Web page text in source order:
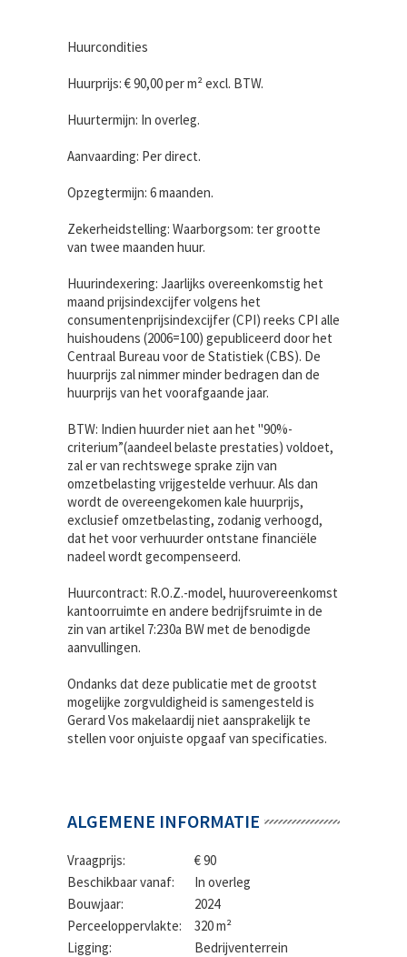
Huurcondities
Huurprijs: € 90,00 per m² excl. BTW.
Huurtermijn: In overleg.
Aanvaarding: Per direct.
Opzegtermijn: 6 maanden.
Zekerheidstelling: Waarborgsom: ter grootte
van twee maanden huur.
Huurindexering: Jaarlijks overeenkomstig het
maand prijsindexcijfer volgens het
consumentenprijsindexcijfer (CPI) reeks CPI alle
huishoudens (2006=100) gepubliceerd door het
Centraal Bureau voor de Statistiek (CBS). De
huurprijs zal nimmer minder bedragen dan de
huurprijs van het voorafgaande jaar.
BTW: Indien huurder niet aan het "90%-
criterium”(aandeel belaste prestaties) voldoet,
zal er van rechtswege sprake zijn van
omzetbelasting vrijgestelde verhuur. Als dan
wordt de overeengekomen kale huurprijs,
exclusief omzetbelasting, zodanig verhoogd,
dat het voor verhuurder ontstane financiële
nadeel wordt gecompenseerd.
Huurcontract: R.O.Z.-model, huurovereenkomst
kantoorruimte en andere bedrijfsruimte in de
zin van artikel 7:230a BW met de benodigde
aanvullingen.
Ondanks dat deze publicatie met de grootst
mogelijke zorgvuldigheid is samengesteld is
Gerard Vos makelaardij niet aansprakelijk te
stellen voor onjuiste opgaaf van specificaties.
ALGEMENE INFORMATIE
Vraagprijs:
€ 90
Beschikbaar vanaf:
In overleg
Bouwjaar:
2024
Perceeloppervlakte:
320 m²
Ligging:
Bedrijventerrein